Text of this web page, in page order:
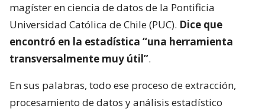
magíster en ciencia de datos de la Pontificia
Universidad Católica de Chile (PUC). Dice que
encontró en la estadística “una herramienta
transversalmente muy útil”.
En sus palabras, todo ese proceso de extracción,
procesamiento de datos y análisis estadístico